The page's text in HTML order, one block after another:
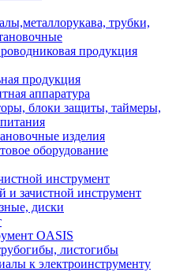
трубки,
продукция
продукция
аппаратура
блоки защиты, таймеры,
изделия
оборудование
инструмент
и зачистной инструмент
диски
OASIS
листогибы
к электроинструменту